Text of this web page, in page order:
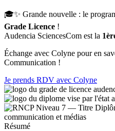
🎓✨ Grande nouvelle : le
Grade Licence !
Audencia SciencesCom est la
Échange avec Colyne pour en
Communication !
Je prends RDV avec Colyne
Résumé